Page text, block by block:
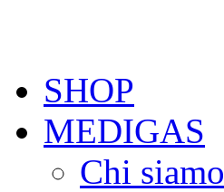
SHOP
MEDIGAS
Chi siamo